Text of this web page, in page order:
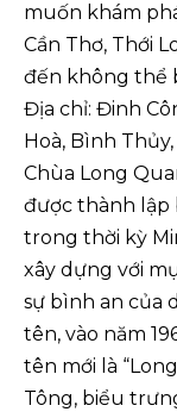
muốn khám
Cần Thơ, Thới
đến không thể
Địa chỉ: Đinh
Hoà, Bình
Chùa Long
được thành lập
trong thời kỳ
xây dựng với
sự bình an của
tên, vào năm
tên mới là
Tông, biểu